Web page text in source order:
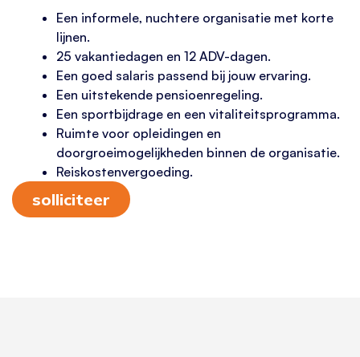
Een informele, nuchtere organisatie met korte
lijnen.
25 vakantiedagen en 12 ADV-dagen.
Een goed salaris passend bij jouw ervaring.
Een uitstekende pensioenregeling.
Een sportbijdrage en een vitaliteitsprogramma.
Ruimte voor opleidingen en
doorgroeimogelijkheden binnen de organisatie.
Reiskostenvergoeding.
solliciteer